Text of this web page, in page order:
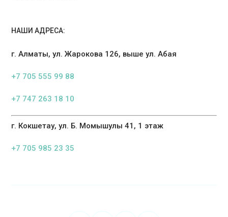
НАШИ АДРЕСА:
г. Алматы, ул. Жарокова 126, выше ул. Абая
+7 705 555 99 88
+7 747 263 18 10
г. Кокшетау, ул. Б. Момышулы 41, 1 этаж
+7 705 985 23 35